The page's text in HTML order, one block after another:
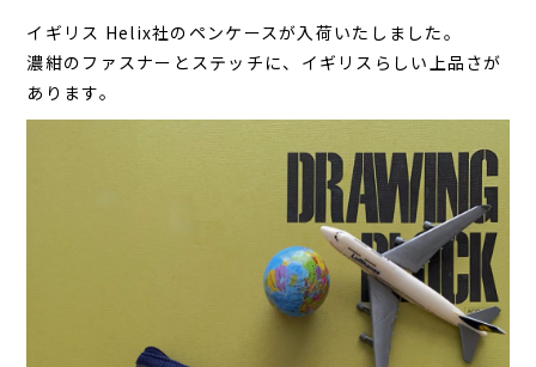
イギリス Helix社のペンケースが入荷いたしました。
濃紺のファスナーとステッチに、イギリスらしい上品さが
あります。